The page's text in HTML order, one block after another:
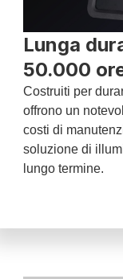
Lunga
50.000
Costruiti per
offrono un
costi di
soluzione di
lungo termine.